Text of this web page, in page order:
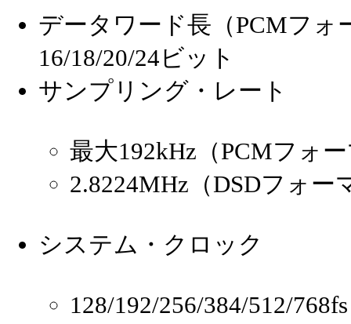
データワード長（PCMフォ
16/18/20/24ビット
サンプリング・レート
最大192kHz（PCMフ
2.8224MHz（DSDフォ
システム・クロック
128/192/256/384/512/